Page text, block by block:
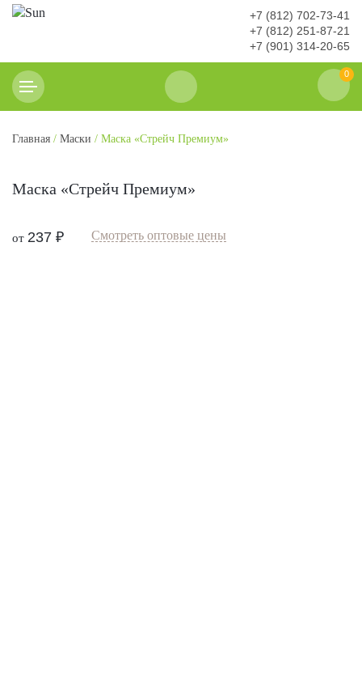
+7 (812) 702-73-41
+7 (812) 251-87-21
+7 (901) 314-20-65
0
Главная / Маски / Маска «Стрейч Премиум»
Маска «Стрейч Премиум»
от 237 ₽ Смотреть оптовые цены